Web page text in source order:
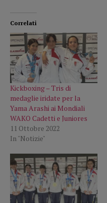
Correlati
Kickboxing – Tris di
medaglie iridate per la
Yama Arashi ai Mondiali
WAKO Cadetti e Juniores
11 Ottobre 2022
In "Notizie"